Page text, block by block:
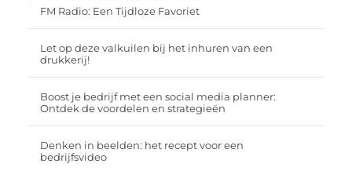
FM Radio: Een Tijdloze Favoriet
Let op deze valkuilen bij het inhuren van een
drukkerij!
Boost je bedrijf met een social media planner:
Ontdek de voordelen en strategieën
Denken in beelden: het recept voor een
bedrijfsvideo